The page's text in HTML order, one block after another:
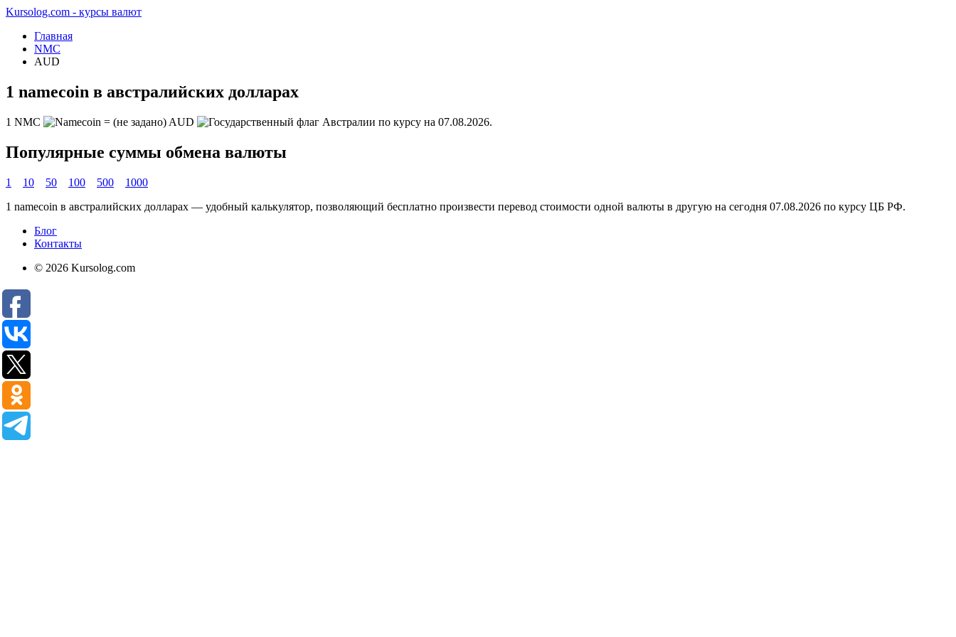
Kursolog.com - курсы валют
Главная
NMC
AUD
1 namecoin в австралийских долларах
1 NMC = (не задано) AUD по курсу на 07.08.2026.
Популярные суммы обмена валюты
1 10 50 100 500
1000
1 namecoin в австралийских долларах — удобный калькулятор, позволяющий бесплатно произвести перевод стоимости одной валюты в другую на сегодня 07.08.2026 по курсу ЦБ РФ.
Блог
Контакты
© 2026 Kursolog.com